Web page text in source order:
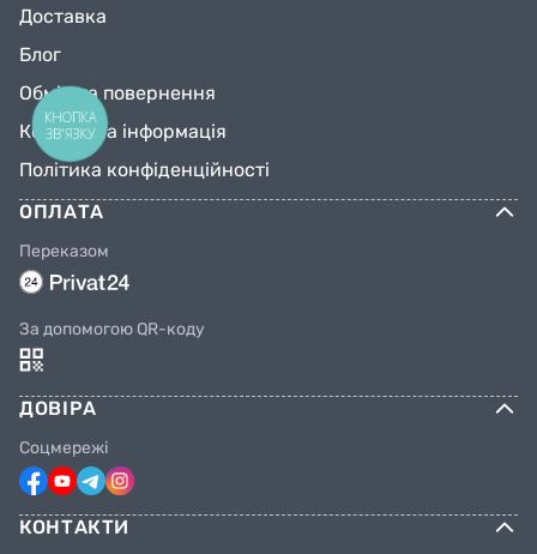
Доставка
Блог
Обмін та повернення
Контактна інформація
Політика конфіденційності
ОПЛАТА
Переказом
За допомогою QR-коду
ДОВІРА
Соцмережі
КОНТАКТИ
КНОПКА
ЗВ'ЯЗКУ